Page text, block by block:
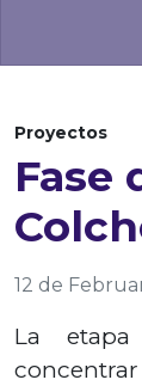
Proyectos
Fase
12 de
La